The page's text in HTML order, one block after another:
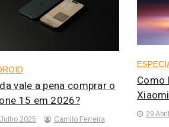
vale a pena comprar o
15 em 2026?
2025 Camilo Ferreira
Como
29